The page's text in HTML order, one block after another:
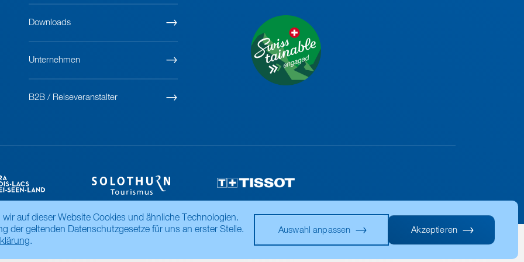
Downloads
Unternehmen
B2B / Reiseveranstalter
AGB Datenschutz Impressum
auf dieser Website Cookies und ähnliche Technologien.
der geltenden Datenschutzgesetze für uns an erster Stelle.
.
Auswahl anpassen Akzeptieren